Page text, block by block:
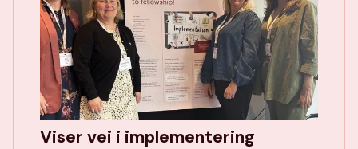
Viser vei i implementering